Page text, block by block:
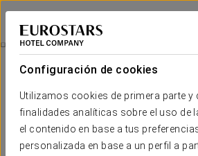
Configuración de cookies
Utilizamos cookies de primera parte y
finalidades analíticas sobre el uso de
el contenido en base a tus
personalizada en base a un perfil a
Eurostars Montgomery
BRUSELAS
Habitaciones
Habitaciones
El confort y descanso
ElHotel Eurostars Montgomery
habitaciones, todas ellas con